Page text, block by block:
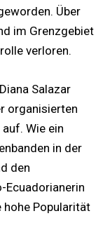
Über
im Grenzgebiet
verloren.
Salazar
organisierten
Wie ein
in der
den
Ecuadorianerin
hohe Popularität